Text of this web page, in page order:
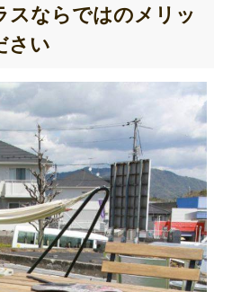
スならではのメリッ
さい